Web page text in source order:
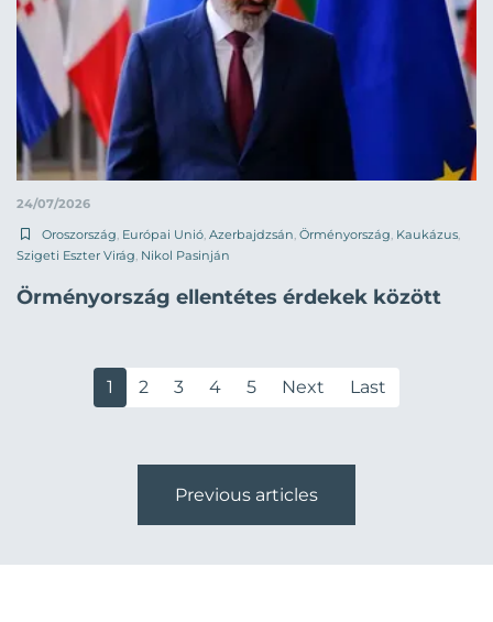
24/07/2026
Oroszország, Európai Unió, Azerbajdzsán, Örményország, Kaukázus,
Szigeti Eszter Virág, Nikol Pasinján
Örményország ellentétes érdekek között
1 2 3 4 5 Next Last
Previous articles